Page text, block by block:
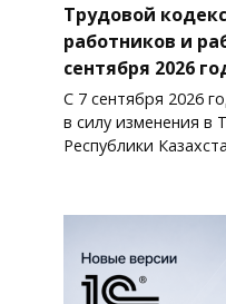
Трудовой
работников и
сентября 2026
С 7 сентября 2026
в силу изменения в
Республики